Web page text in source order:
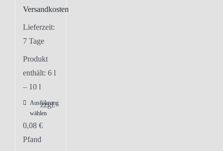
Versandkosten
Lieferzeit:
7 Tage
Produkt
enthält: 6 l
– 10 l
Ausführung
wählen
Dieses
Produkt
zzgl.
0,08 €
Pfand